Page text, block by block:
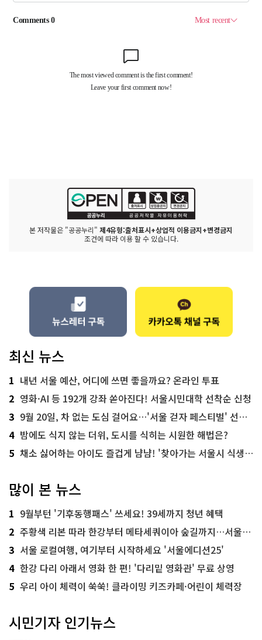
본 저작물은 "공공누리" 제4유형:출처표시+상업적 이용금지+변경금지
조건에 따라 이용 할 수 있습니다.
최신 뉴스
1 내년 서울 예산, 어디에 쓰면 좋을까요? 온라인 투표
2 영화·AI 등 192개 강좌 쏟아진다! 서울시민대학 선착순 신청
3 9월 20일, 차 없는 도심 걸어요…'서울 걷자 페스티벌' 선착순 5천명
4 밤에도 식지 않는 더위, 도시를 식히는 시원한 해법은?
5 채소 싫어하는 아이도 즐겁게 냠냠! '찾아가는 서울시 식생활 교육' 현장
많이 본 뉴스
1 9월부턴 '기후동행패스' 쓰세요! 39세까지 청년 혜택
2 주황색 리본 따라 한강부터 메타세쿼이아 숲길까지…서울둘레길 15코스
3 서울 로컬여행, 여기부터 시작하세요 '서울에디션25'
4 한강 다리 아래서 영화 한 편! '다리밑 영화관' 무료 상영
5 우리 아이 체력이 쑥쑥! 클라이밍 키즈카페·어린이 체력장
시민기자 인기뉴스